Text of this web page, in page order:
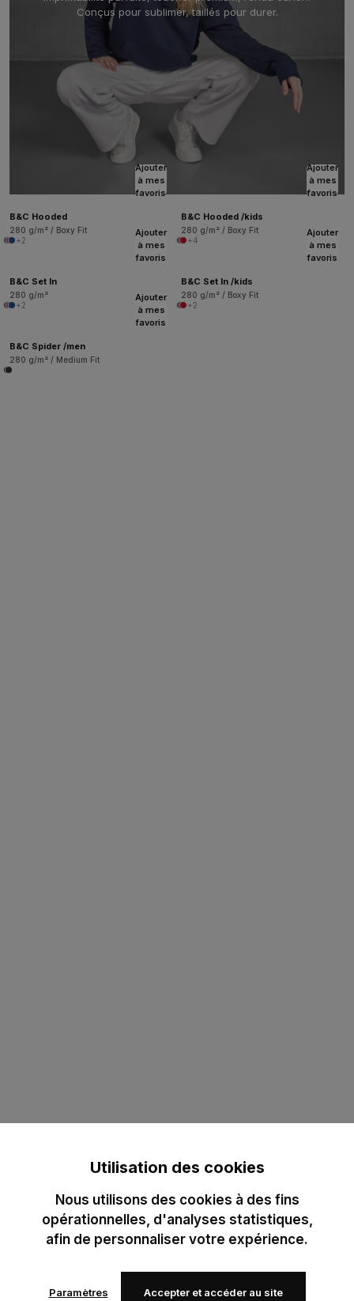
Conçus pour sublimer, taillés pour durer.
Ajouter
à mes
favoris
B&C Hooded
280 g/m² / Boxy Fit
+2
Ajouter
à mes
favoris
B&C Hooded /kids
280 g/m² / Boxy Fit
+4
Ajouter
à mes
favoris
B&C Set In
280 g/m²
+2
Ajouter
à mes
favoris
B&C Set In /kids
280 g/m² / Boxy Fit
+2
Ajouter
à mes
favoris
B&C Spider /men
280 g/m² / Medium Fit
Utilisation des cookies
Nous utilisons des cookies à des fins
opérationnelles, d'analyses statistiques,
afin de personnaliser votre expérience.
Paramètres Accepter et accéder au site